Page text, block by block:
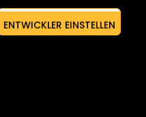
ENTWICKLER EINSTELLEN